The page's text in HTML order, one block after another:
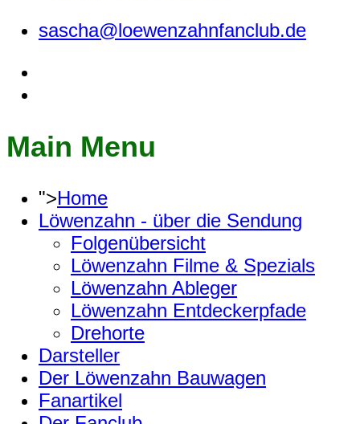
sascha@loewenzahnfanclub.de
Main Menu
">Home
Löwenzahn - über die Sendung
Folgenübersicht
Löwenzahn Filme & Spezials
Löwenzahn Ableger
Löwenzahn Entdeckerpfade
Drehorte
Darsteller
Der Löwenzahn Bauwagen
Fanartikel